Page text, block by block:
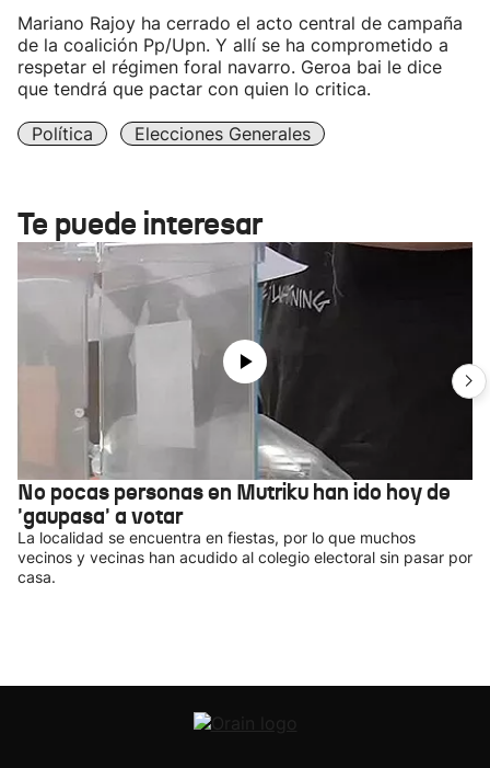
Mariano Rajoy ha cerrado el acto central de campaña
de la coalición Pp/Upn. Y allí se ha comprometido a
respetar el régimen foral navarro. Geroa bai le dice
que tendrá que pactar con quien lo critica.
Política Elecciones Generales
Te puede interesar
No pocas personas en Mutriku han ido hoy de
'gaupasa' a votar
La localidad se encuentra en fiestas, por lo que muchos
vecinos y vecinas han acudido al colegio electoral sin pasar por
casa.